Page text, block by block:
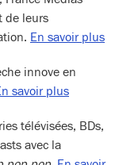
de leurs
En savoir plus
innove en
savoir plus
télévisées, BDs,
avec la